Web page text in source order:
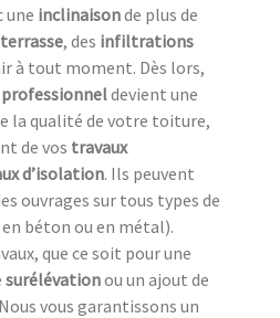
une inclinaisonde plus de
, des infiltrations
à tout moment. Dès lors,
devient une
la qualité de votre toiture,
de vos travaux
d’isolation. Ils peuvent
ouvrages sur tous types de
béton ou en métal).
que ce soit pour une
surélévationou un ajout de
vous garantissons un